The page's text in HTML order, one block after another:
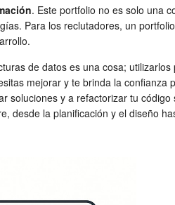
. Este portfolio no es solo una
Para los reclutadores, un
de datos es una cosa;
mejorar y te brinda la
soluciones y a refactorizar tu
la planificación y el diseño